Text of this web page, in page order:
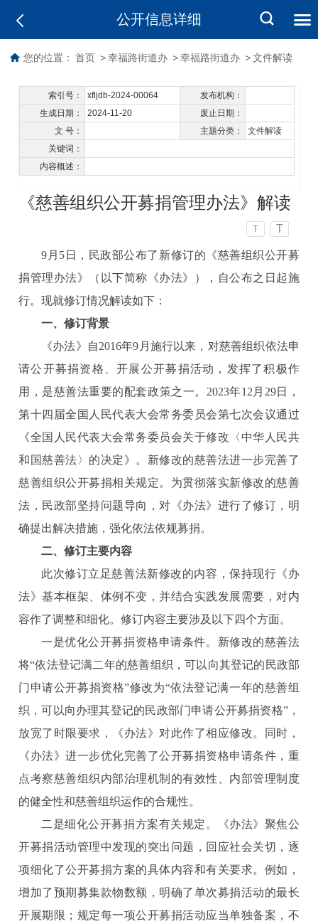
公开信息详细
您的位置： 首页 > 幸福路街道办 > 幸福路街道办 > 文件解读
索引号： xfljdb-2024-00064
发布机构：
生成日期：
2024-11-20
废止日期：
文 号：
主题分类：
文件解读
关键词：
内容概述：
《慈善组织公开募捐管理办法》解读
T T
9月5日，民政部公布了新修订的《慈善组织公开募
捐管理办法》（以下简称《办法》），自公布之日起施
行。现就修订情况解读如下：
一、修订背景
《办法》自2016年9月施行以来，对慈善组织依法申
请公开募捐资格、开展公开募捐活动，发挥了积极作
用，是慈善法重要的配套政策之一。2023年12月29日，
第十四届全国人民代表大会常务委员会第七次会议通过
《全国人民代表大会常务委员会关于修改〈中华人民共
和国慈善法〉的决定》。新修改的慈善法进一步完善了
慈善组织公开募捐相关规定。为贯彻落实新修改的慈善
法，民政部坚持问题导向，对《办法》进行了修订，明
确提出解决措施，强化依法依规募捐。
二、修订主要内容
此次修订立足慈善法新修改的内容，保持现行《办
法》基本框架、体例不变，并结合实践发展需要，对内
容作了调整和细化。修订内容主要涉及以下四个方面。
一是优化公开募捐资格申请条件。新修改的慈善法
将“依法登记满二年的慈善组织，可以向其登记的民政部
门申请公开募捐资格”修改为“依法登记满一年的慈善组
织，可以向办理其登记的民政部门申请公开募捐资格”，
放宽了时限要求，《办法》对此作了相应修改。同时，
《办法》进一步优化完善了公开募捐资格申请条件，重
点考察慈善组织内部治理机制的有效性、内部管理制度
的健全性和慈善组织运作的合规性。
二是细化公开募捐方案有关规定。《办法》聚焦公
开募捐活动管理中发现的突出问题，回应社会关切，逐
项细化了公开募捐方案的具体内容和有关要求。例如，
增加了预期募集款物数额，明确了单次募捐活动的最长
开展期限；规定每一项公开募捐活动应当单独备案，不